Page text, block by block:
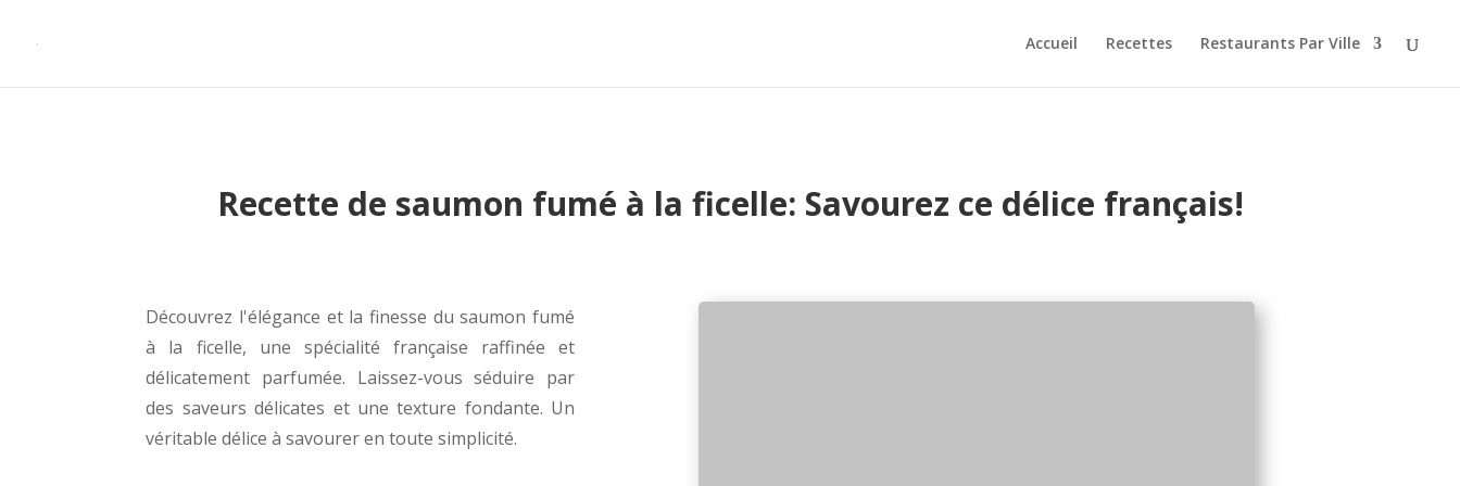
Accueil Recettes Restaurants Par Ville
Recette de saumon fumé à la ficelle: Savourez ce délice français!
Découvrez l'élégance et la finesse du saumon fumé
à la ficelle, une spécialité française raffinée et
délicatement parfumée. Laissez-vous séduire par
des saveurs délicates et une texture fondante. Un
véritable délice à savourer en toute simplicité.